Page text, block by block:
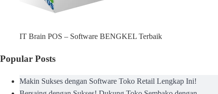
IT Brain POS – Software BENGKEL Terbaik
Popular Posts
Makin Sukses dengan Software Toko Retail Lengkap Ini!